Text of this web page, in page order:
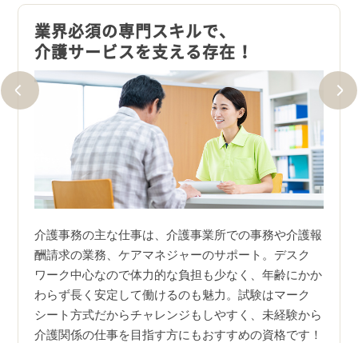
業界必須の専門スキルで、
介護サービスを支える存在！
介護事務の主な仕事は、介護事業所での事務や介護報
酬請求の業務、ケアマネジャーのサポート。デスク
ワーク中心なので体力的な負担も少なく、年齢にかか
わらず長く安定して働けるのも魅力。試験はマーク
シート方式だからチャレンジもしやすく、未経験から
介護関係の仕事を目指す方にもおすすめの資格です！